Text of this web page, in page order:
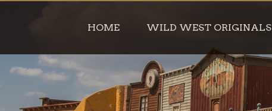
HOME WILD WEST ORIGINALS